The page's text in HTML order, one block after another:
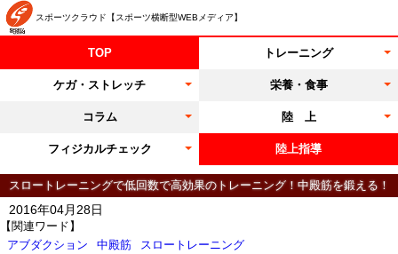
スポーツクラウド【スポーツ横断型WEBメディア】
TOP トレーニング
ケガ・ストレッチ 栄養・食事
コラム 陸 上
フィジカルチェック 陸上指導
スロートレーニングで低回数で高効果のトレーニング！中殿筋を鍛える！
【関連ワード】
アブダクション
中殿筋 スロートレーニング
2016年04月28日